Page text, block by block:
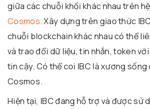
giữa các chuỗi khối khác nhau trên
Cosmos. Xây dựng trên giao thức
chuỗi blockchain khác nhau có thể
và trao đổi dữ liệu, tin nhắn, token
tin cậy. Có thể coi IBC là xương sống
Cosmos.
Hiện tại, IBC đang hỗ trợ và được sử